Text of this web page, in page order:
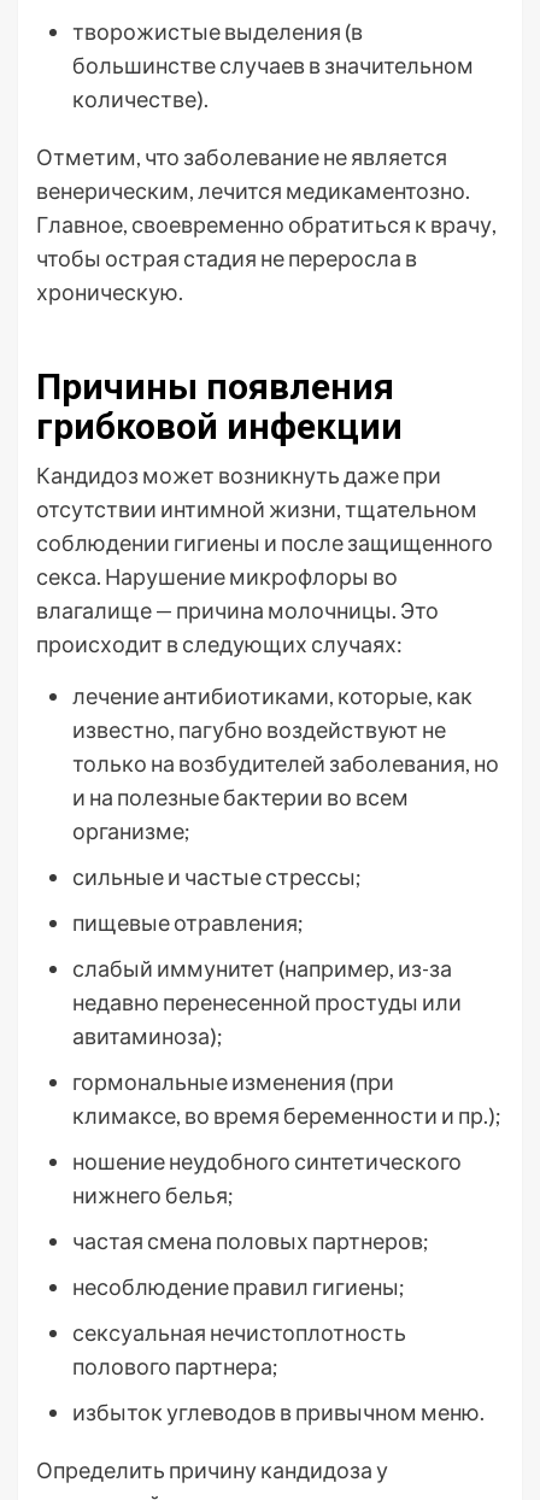
творожистые выделения (в
большинстве случаев в значительном
количестве).
Отметим, что заболевание не является
венерическим, лечится медикаментозно.
Главное, своевременно обратиться к врачу,
чтобы острая стадия не переросла в
хроническую.
Причины появления
грибковой инфекции
Кандидоз может возникнуть даже при
отсутствии интимной жизни, тщательном
соблюдении гигиены и после защищенного
секса. Нарушение микрофлоры во
влагалище — причина молочницы. Это
происходит в следующих случаях:
лечение антибиотиками, которые, как
известно, пагубно воздействуют не
только на возбудителей заболевания, но
и на полезные бактерии во всем
организме;
сильные и частые стрессы;
пищевые отравления;
слабый иммунитет (например, из-за
недавно перенесенной простуды или
авитаминоза);
гормональные изменения (при
климаксе, во время беременности и пр.);
ношение неудобного синтетического
нижнего белья;
частая смена половых партнеров;
несоблюдение правил гигиены;
сексуальная нечистоплотность
полового партнера;
избыток углеводов в привычном меню.
Определить причину кандидоза у